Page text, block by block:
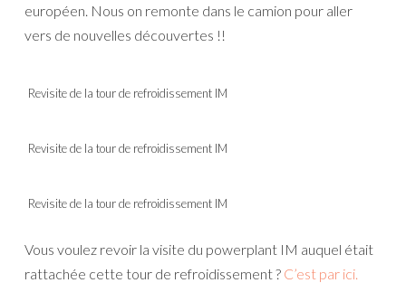
européen. Nous on remonte dans le camion pour aller
vers de nouvelles découvertes !!
Revisite de la tour de refroidissement IM
Revisite de la tour de refroidissement IM
Revisite de la tour de refroidissement IM
Vous voulez revoir la visite du powerplant IM auquel était
rattachée cette tour de refroidissement ? C’est par ici.